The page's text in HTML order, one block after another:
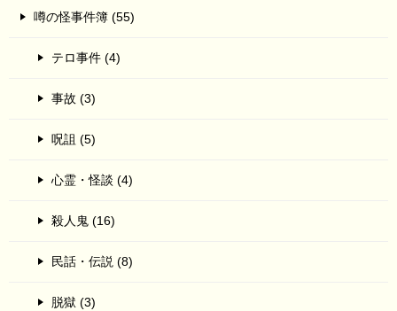
噂の怪事件簿 (55)
テロ事件 (4)
事故 (3)
呪詛 (5)
心霊・怪談 (4)
殺人鬼 (16)
民話・伝説 (8)
脱獄 (3)